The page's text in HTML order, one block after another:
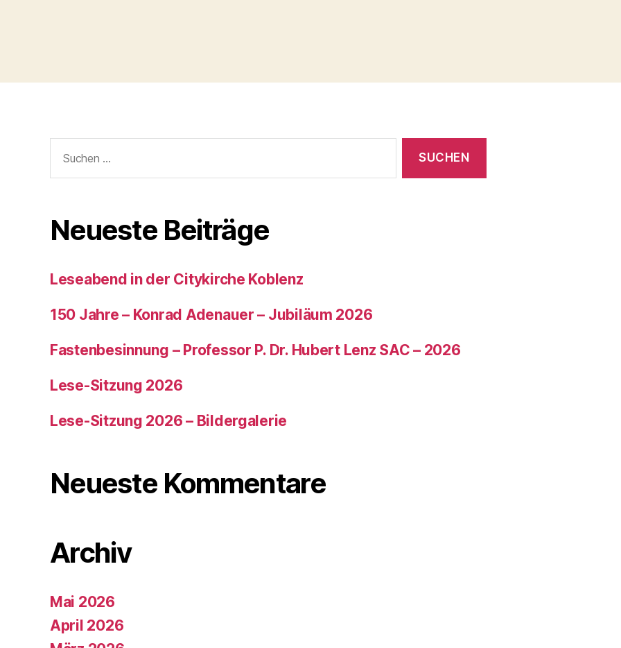
Neueste Beiträge
Leseabend in der Citykirche Koblenz
150 Jahre – Konrad Adenauer – Jubiläum 2026
Fastenbesinnung – Professor P. Dr. Hubert Lenz SAC – 2026
Lese-Sitzung 2026
Lese-Sitzung 2026 – Bildergalerie
Neueste Kommentare
Archiv
Mai 2026
April 2026